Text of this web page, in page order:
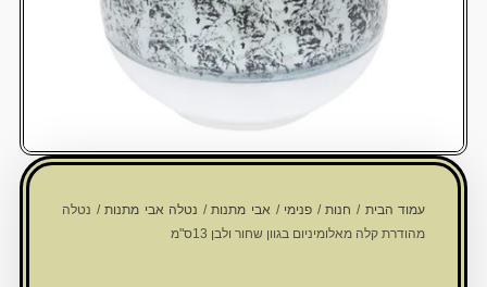
עמוד הבית/חנות/פנימי/אבי מתנות/נטלה אבי מתנות/ נטלה
מהודרת קלה מאלומיניום בגוון שחור ולבן 13ס"מ